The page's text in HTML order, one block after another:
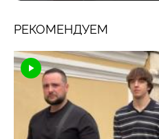
РЕКОМЕНДУЕМ